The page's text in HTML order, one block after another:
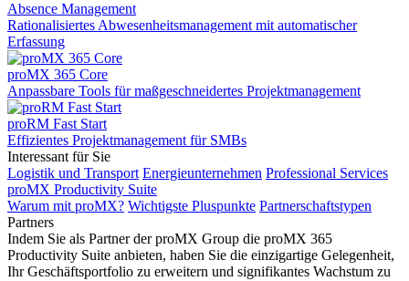
Absence Management
Rationalisiertes Abwesenheitsmanagement mit automatischer
Erfassung
proMX 365 Core
Anpassbare Tools für maßgeschneidertes Projektmanagement
proRM Fast Start
Effizientes Projektmanagement für SMBs
Interessant für Sie
Logistik und Transport Energieunternehmen Professional Services
proMX Productivity Suite
Warum mit proMX? Wichtigste Pluspunkte Partnerschaftstypen
Partners
Indem Sie als Partner der proMX Group die proMX 365
Productivity Suite anbieten, haben Sie die einzigartige Gelegenheit,
Ihr Geschäftsportfolio zu erweitern und signifikantes Wachstum zu